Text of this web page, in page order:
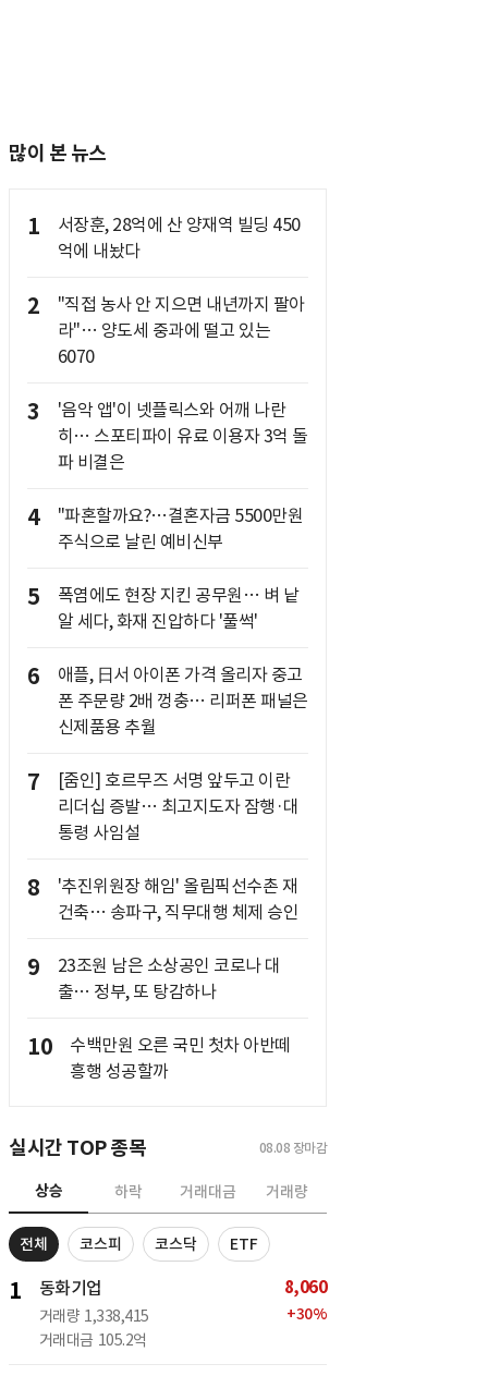
많이 본 뉴스
1
서장훈, 28억에 산 양재역 빌딩 450
억에 내놨다
2
"직접 농사 안 지으면 내년까지 팔아
라"… 양도세 중과에 떨고 있는
6070
3
'음악 앱'이 넷플릭스와 어깨 나란
히… 스포티파이 유료 이용자 3억 돌
파 비결은
4
"파혼할까요?…결혼자금 5500만원
주식으로 날린 예비신부
5
폭염에도 현장 지킨 공무원… 벼 낱
알 세다, 화재 진압하다 '풀썩'
6
애플, 日서 아이폰 가격 올리자 중고
폰 주문량 2배 껑충… 리퍼폰 패널은
신제품용 추월
7
[줌인] 호르무즈 서명 앞두고 이란
리더십 증발… 최고지도자 잠행·대
통령 사임설
8
'추진위원장 해임' 올림픽선수촌 재
건축… 송파구, 직무대행 체제 승인
9
23조원 남은 소상공인 코로나 대
출… 정부, 또 탕감하나
10
수백만원 오른 국민 첫차 아반떼
흥행 성공할까
실시간 TOP 종목 08.08 장마감
상승 하락 거래대금 거래량
전체 코스피 코스닥 ETF
1 동화기업
거래량 1,338,415
거래대금 105.2억
8,060
+30%